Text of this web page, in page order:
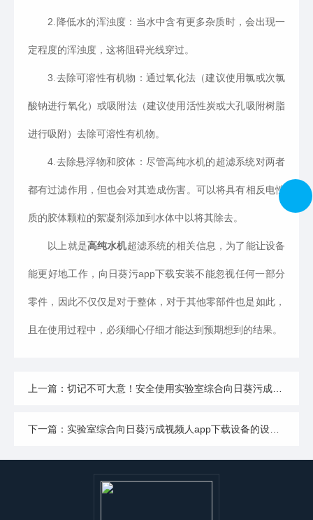
2.降低水的浑浊度：当水中含有更多杂质时，会出现一
定程度的浑浊度，这将阻碍光线穿过。
3.去除可溶性有机物：通过氧化法（建议使用氯或次氯
酸钠进行氧化）或吸附法（建议使用活性炭或大孔吸附树脂
进行吸附）去除可溶性有机物。
4.去除悬浮物和胶体：尽管高纯水机的超滤系统对两者
都有过滤作用，但也会对其造成伤害。可以将具有相反电性
质的胶体颗粒的絮凝剂添加到水体中以将其除去。
以上就是高纯水机超滤系统的相关信息，为了能让设备
能更好地工作，向日葵污app下载安装不能忽视任何一部分
零件，因此不仅仅是对于整体，对于其他零部件也是如此，
且在使用过程中，必须细心仔细才能达到预期想到的结果。